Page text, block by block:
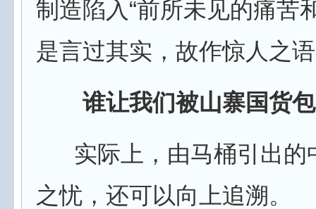
制造陷入“前所未见的痛苦
是言过其实，故作惊人之
谁让我们被山寨国货
实际上，由马桶引出的
之忧，还可以向上追溯。